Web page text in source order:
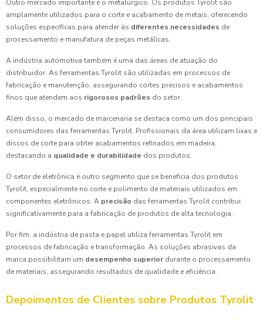
Outro mercado importante é o metalúrgico. Os produtos Tyrolit são
amplamente utilizados para o corte e acabamento de metais, oferecendo
soluções específicas para atender às diferentes necessidades de
processamento e manufatura de peças metálicas.
A indústria automotiva também é uma das áreas de atuação do
distribuidor. As ferramentas Tyrolit são utilizadas em processos de
fabricação e manutenção, assegurando cortes precisos e acabamentos
finos que atendem aos rigorosos padrões do setor.
Além disso, o mercado de marcenaria se destaca como um dos principais
consumidores das ferramentas Tyrolit. Profissionais da área utilizam lixas e
discos de corte para obter acabamentos refinados em madeira,
destacando a qualidade e durabilidade dos produtos.
O setor de eletrônica é outro segmento que se beneficia dos produtos
Tyrolit, especialmente no corte e polimento de materiais utilizados em
componentes eletrônicos. A precisão das ferramentas Tyrolit contribui
significativamente para a fabricação de produtos de alta tecnologia.
Por fim, a indústria de pasta e papel utiliza ferramentas Tyrolit em
processos de fabricação e transformação. As soluções abrasivas da
marca possibilitam um desempenho superior durante o processamento
de materiais, assegurando resultados de qualidade e eficiência.
Depoimentos de Clientes sobre Produtos Tyrolit